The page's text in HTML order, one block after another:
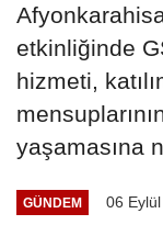
etkinliğinde
hizmeti,
yaşamasına
GÜNDEM 06